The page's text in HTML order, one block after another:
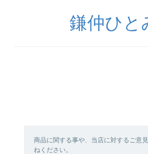
鎌仲ひ
商品に関する事や、当店に対するご意
ねください。